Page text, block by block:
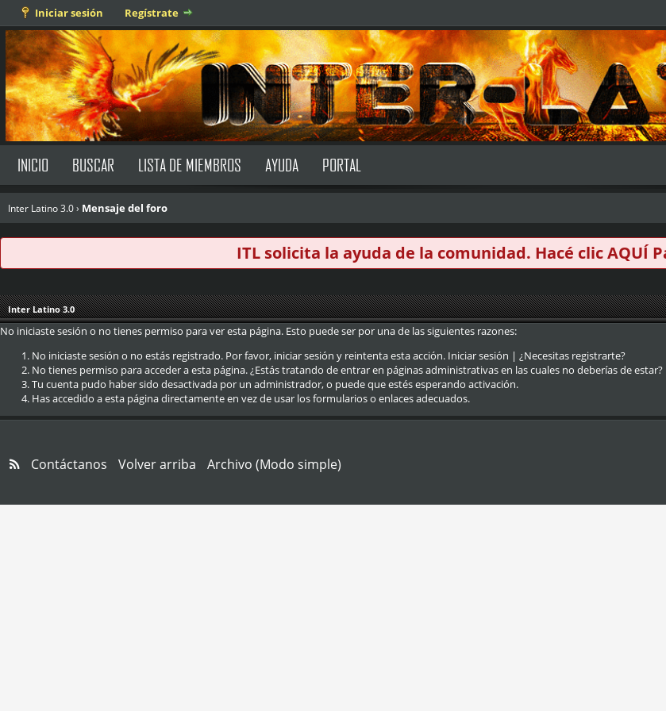
Iniciar sesión Regístrate
INICIO BUSCAR LISTA DE MIEMBROS AYUDA PORTAL
Inter Latino 3.0› Mensaje del foro
ITL solicita la ayuda de la comunidad. Hacé clicAQUÍ
Inter Latino 3.0
No iniciaste sesión o no tienes permiso para ver esta página. Esto puede ser por una de las siguientes razones:
No iniciaste sesión o no estás registrado. Por favor, iniciar sesión y reintenta esta acción. Iniciar sesión | ¿Necesitas registrarte?
No tienes permiso para acceder a esta página. ¿Estás tratando de entrar en páginas administrativas en las cuales no deberías de
Tu cuenta pudo haber sido desactivada por un administrador, o puede que estés esperando activación.
Has accedido a esta página directamente en vez de usar los formularios o enlaces adecuados.
Contáctanos Volver arriba Archivo (Modo simple)